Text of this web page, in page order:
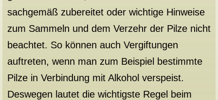
sachgemäß zubereitet oder wichtige Hinweise
zum Sammeln und dem Verzehr der Pilze nicht
beachtet. So können auch Vergiftungen
auftreten, wenn man zum Beispiel bestimmte
Pilze in Verbindung mit Alkohol verspeist.
Deswegen lautet die wichtigste Regel beim